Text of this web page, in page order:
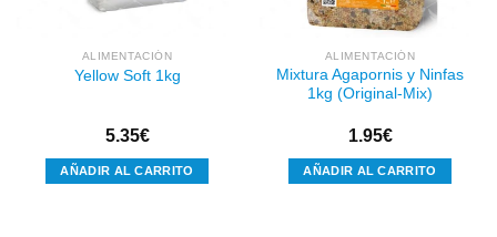
ALIMENTACIÓN
Yellow Soft 1kg
5.35€
AÑADIR AL CARRITO
ALIMENTACIÓN
Mixtura Agapornis y Ninfas
1kg (Original-Mix)
1.95€
AÑADIR AL CARRITO